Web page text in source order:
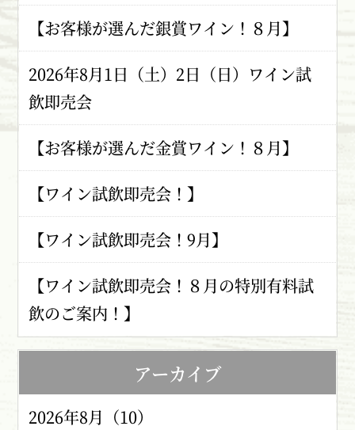
【お客様が選んだ銀賞ワイン！８月】
2026年8月1日（土）2日（日）ワイン試
飲即売会
【お客様が選んだ金賞ワイン！８月】
【ワイン試飲即売会！】
【ワイン試飲即売会！9月】
【ワイン試飲即売会！８月の特別有料試
飲のご案内！】
アーカイブ
2026年8月（10）